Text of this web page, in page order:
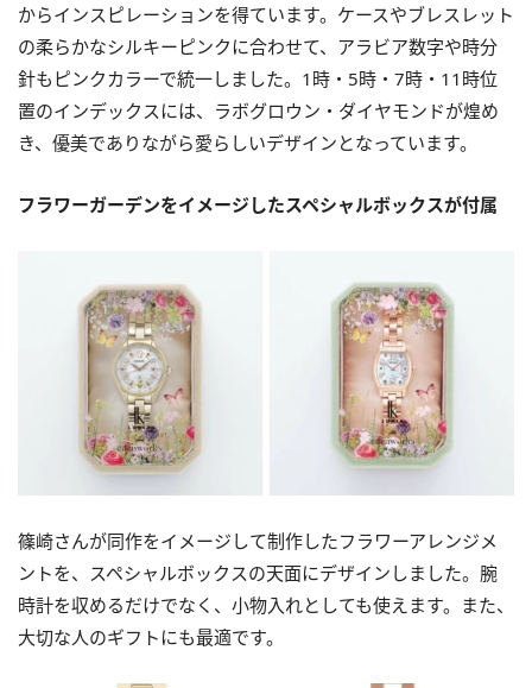
からインスピレーションを得ています。ケースやブレスレット
の柔らかなシルキーピンクに合わせて、アラビア数字や時分
針もピンクカラーで統一しました。1時・5時・7時・11時位
置のインデックスには、ラボグロウン・ダイヤモンドが煌め
き、優美でありながら愛らしいデザインとなっています。
フラワーガーデンをイメージしたスペシャルボックスが付属
篠崎さんが同作をイメージして制作したフラワーアレンジメ
ントを、スペシャルボックスの天面にデザインしました。腕
時計を収めるだけでなく、小物入れとしても使えます。また、
大切な人のギフトにも最適です。